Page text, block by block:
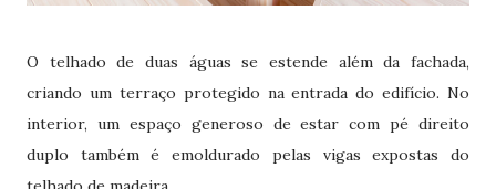
O telhado de duas águas se estende além da fachada,
criando um terraço protegido na entrada do edifício. No
interior, um espaço generoso de estar com pé direito
duplo também é emoldurado pelas vigas expostas do